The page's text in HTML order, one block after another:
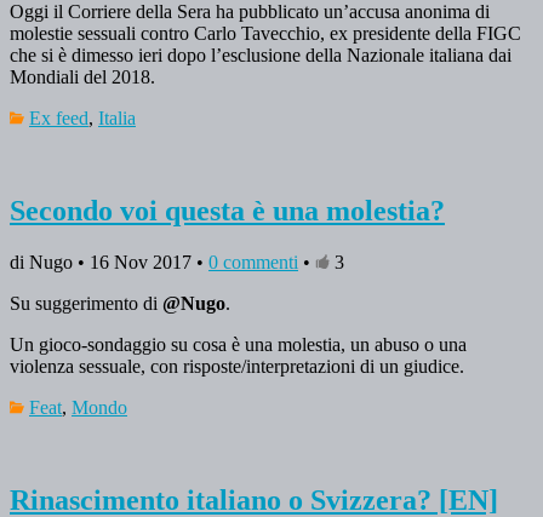
Oggi il Corriere della Sera ha pubblicato un’accusa anonima di
molestie sessuali contro Carlo Tavecchio, ex presidente della FIGC
che si è dimesso ieri dopo l’esclusione della Nazionale italiana dai
Mondiali del 2018.
Ex feed, Italia
Secondo voi questa è una molestia?
di Nugo • 16 Nov 2017 • 0 commenti •
3
Su suggerimento di @Nugo.
Un gioco-sondaggio su cosa è una molestia, un abuso o una
violenza sessuale, con risposte/interpretazioni di un giudice.
Feat, Mondo
Rinascimento italiano o Svizzera? [EN]